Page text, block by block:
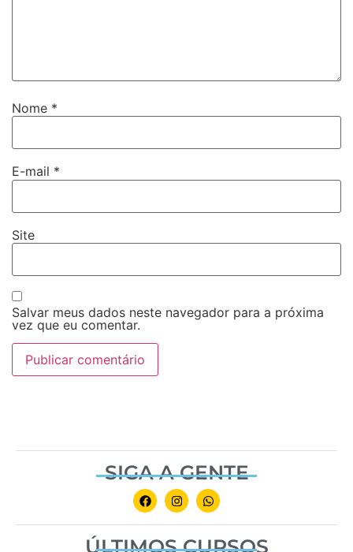
Nome *
E-mail *
Site
Salvar meus dados neste navegador para a próxima
vez que eu comentar.
SIGA A GENTE
ÚLTIMOS CURSOS